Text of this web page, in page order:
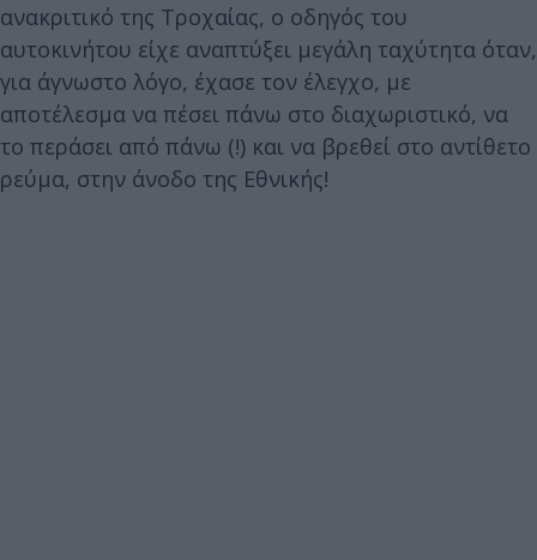
ανακριτικό της Τροχαίας, ο οδηγός του
αυτοκινήτου είχε αναπτύξει μεγάλη ταχύτητα όταν,
για άγνωστο λόγο, έχασε τον έλεγχο, με
αποτέλεσμα να πέσει πάνω στο διαχωριστικό, να
το περάσει από πάνω (!) και να βρεθεί στο αντίθετο
ρεύμα, στην άνοδο της Εθνικής!